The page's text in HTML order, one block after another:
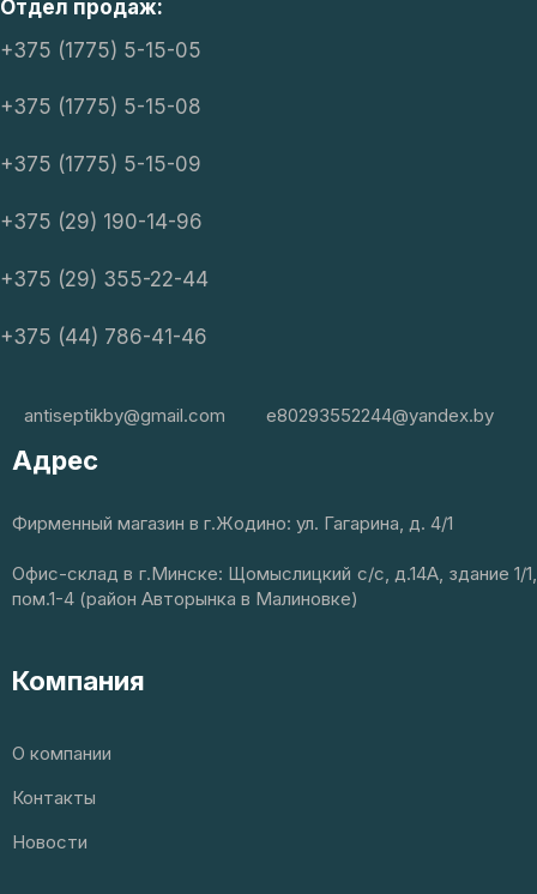
Отдел продаж:
+375 (1775) 5-15-05
+375 (1775) 5-15-08
+375 (1775) 5-15-09
+375 (29) 190-14-96
+375 (29) 355-22-44
+375 (44) 786-41-46
antiseptikby@gmail.com e80293552244@yandex.by
Адрес
Фирменный магазин в г.Жодино: ул. Гагарина, д. 4/1
Офис-склад в г.Минске: Щомыслицкий с/с, д.14А, здание 1/1,
пом.1-4 (район Авторынка в Малиновке)
Компания
О компании
Контакты
Новости